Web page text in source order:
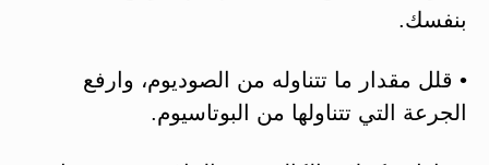
بنفسك.
• قلل مقدار ما تتناوله من الصوديوم، وارفع
الجرعة التي تتناولها من البوتاسيوم.